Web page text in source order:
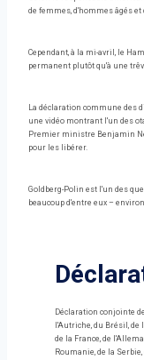
de femmes, d'hommes âgés
Cependant, à la mi-avril, le
permanent plutôt qu'à une
La déclaration commune des
une vidéo montrant l'un des
Premier ministre Benjamin
pour les libérer.
Goldberg-Polin est l'un des
beaucoup d'entre eux –
Déclaration conjointe
l'Autriche, du Brésil, de
de la France, de
Roumanie, de la